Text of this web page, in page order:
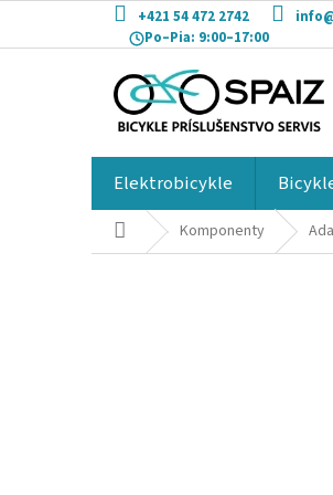
obsah
+421 54 472 2742
Po–Pia: 9:00–17:00
Elektrobicykle
DomovKomponenty